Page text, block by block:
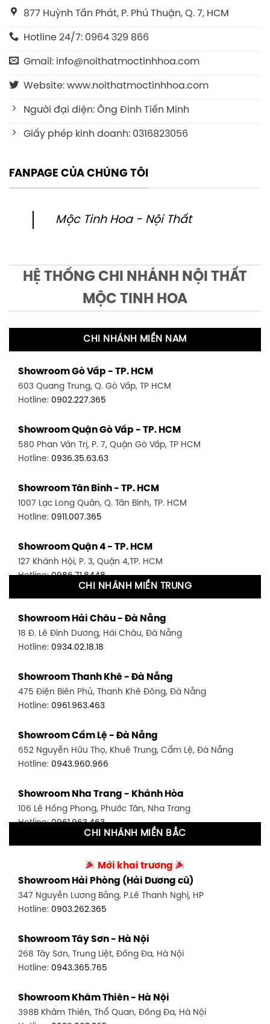
877 Huỳnh Tấn Phát, P. Phú Thuận, Q. 7, HCM
Hotline 24/7: 0964 329 866
Gmail: info@noithatmoctinhhoa.com
Website: www.noithatmoctinhhoa.com
Người đại diện: Ông Đinh Tiến Minh
Giấy phép kinh doanh: 0316823056
FANPAGE CỦA CHÚNG TÔI
Mộc Tinh Hoa - Nội Thất
HỆ THỐNG CHI NHÁNH NỘI THẤT
MỘC TINH HOA
CHI NHÁNH MIỀN NAM
Showroom Gò Vấp - TP. HCM
603 Quang Trung, Q. Gò Vấp, TP HCM
Hotline: 0902.227.365
Showroom Quận Gò Vấp - TP. HCM
580 Phan Văn Trị, P. 7, Quận Gò Vấp, TP HCM
Hotline: 0936.35.63.63
Showroom Tân Bình - TP. HCM
1007 Lạc Long Quân, Q. Tân Bình, TP. HCM
Hotline: 0911.007.365
Showroom Quận 4 - TP. HCM
127 Khánh Hội, P. 3, Quận 4,TP. HCM
Hotline:0986.71.8448
1411 Đường 3/2, P. 16, Quận 11, TP. HCM
Hotline:0906.256.759
1448 Huỳnh Tấn Phát, Phú Thuận, Quận 7, TP HCM
Hotline:0946.480.580
348 Đ. Bạch Đằng, P. 14, Bình Thạnh, TP HCM
Hotline:0902.716.230
591 Hoàng Văn Thụ, P. 4, Tân Bình, TP HCM
Hotline:0906.256.759
0986.71.8448
Showroom Thuận An - Bình Dương
66 đường DT743, An Phú, Thuận An, Bình Dương
Showroom Biên Hòa - Đồng Nai
452 Nguyễn Ái Quốc, Tân Tiến, TP. Biên Hòa, Đồng Nai
CHI NHÁNH MIỀN TRUNG
Showroom Hải Châu - Đà Nẵng
18 Đ. Lê Đình Dương, Hải Châu, Đà Nẵng
Hotline: 0934.02.18.18
Showroom Thanh Khê - Đà Nẵng
475 Điện Biên Phủ, Thanh Khê Đông, Đà Nẵng
Hotline: 0961.963.463
Showroom Cẩm Lệ - Đà Nẵng
652 Nguyễn Hữu Thọ, Khuê Trung, Cẩm Lệ, Đà Nẵng
Hotline: 0943.960.966
Showroom Nha Trang - Khánh Hòa
106 Lê Hồng Phong, Phước Tân, Nha Trang
Hotline:0961.963.463
27-29 Nguyễn Sỹ Sách, Hưng Bình, TP Vinh, Nghệ An
Hotline:0943.960.966
Showroom Buôn Ma Thuột
Hotline:0934.02.18.18
CHI NHÁNH MIỀN BẮC
Mới khai trương
Showroom Hải Phòng (Hải Dương cũ)
347 Nguyễn Lương Bằng, P.Lê Thanh Nghị, HP
Hotline: 0903.262.365
Showroom Tây Sơn - Hà Nội
268 Tây Sơn, Trung Liệt, Đống Đa, Hà Nội
Hotline: 0943.365.765
Showroom Khâm Thiên - Hà Nội
398B Khâm Thiên, Thổ Quan, Đống Đa, Hà Nội